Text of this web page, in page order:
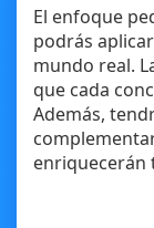
El enfoque
podrás
mundo real.
que cada
Además,
enriquecerán